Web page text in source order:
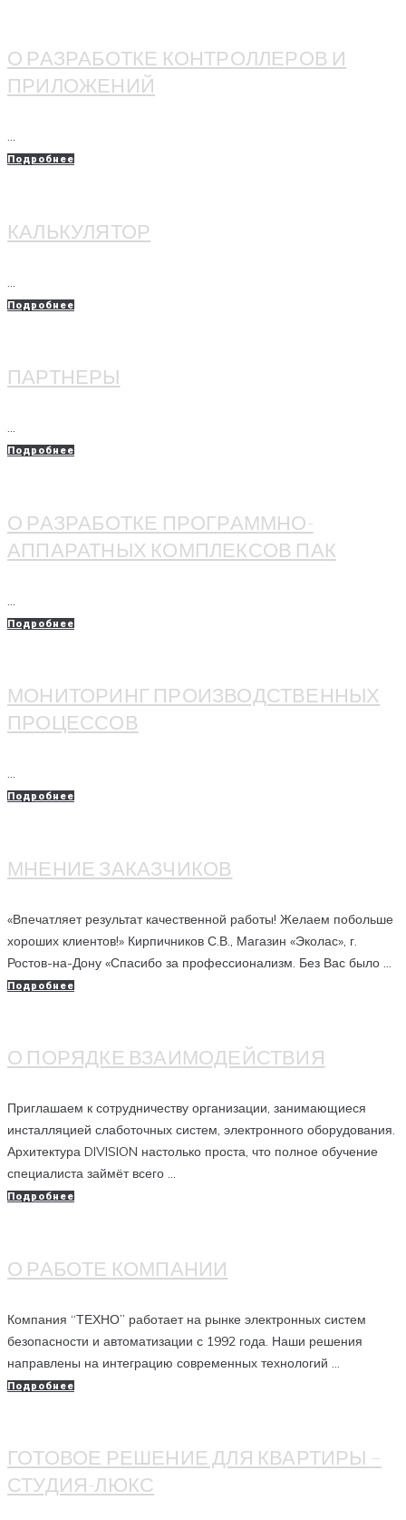
О РАЗРАБОТКЕ КОНТРОЛЛЕРОВ И
ПРИЛОЖЕНИЙ
...
Подробнее
КАЛЬКУЛЯТОР
...
Подробнее
ПАРТНЕРЫ
...
Подробнее
О РАЗРАБОТКЕ ПРОГРАММНО-
АППАРАТНЫХ КОМПЛЕКСОВ ПАК
...
Подробнее
МОНИТОРИНГ ПРОИЗВОДСТВЕННЫХ
ПРОЦЕССОВ
...
Подробнее
МНЕНИЕ ЗАКАЗЧИКОВ
«Впечатляет результат качественной работы! Желаем побольше
хороших клиентов!» Кирпичников С.В., Магазин «Эколас», г.
Ростов-на-Дону «Спасибо за профессионализм. Без Вас было ...
Подробнее
О ПОРЯДКЕ ВЗАИМОДЕЙСТВИЯ
Приглашаем к сотрудничеству организации, занимающиеся
инсталляцией слаботочных систем, электронного оборудования.
Архитектура DIVISION настолько проста, что полное обучение
специалиста займёт всего ...
Подробнее
О РАБОТЕ КОМПАНИИ
Компания “ТЕХНО” работает на рынке электронных систем
безопасности и автоматизации с 1992 года. Наши решения
направлены на интеграцию современных технологий ...
Подробнее
ГОТОВОЕ РЕШЕНИЕ ДЛЯ КВАРТИРЫ –
СТУДИЯ-ЛЮКС